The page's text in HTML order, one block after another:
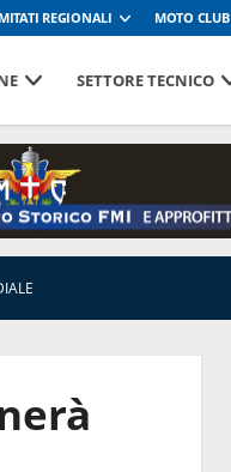
REGIONALI MOTO CLUB
SETTORE TECNICO